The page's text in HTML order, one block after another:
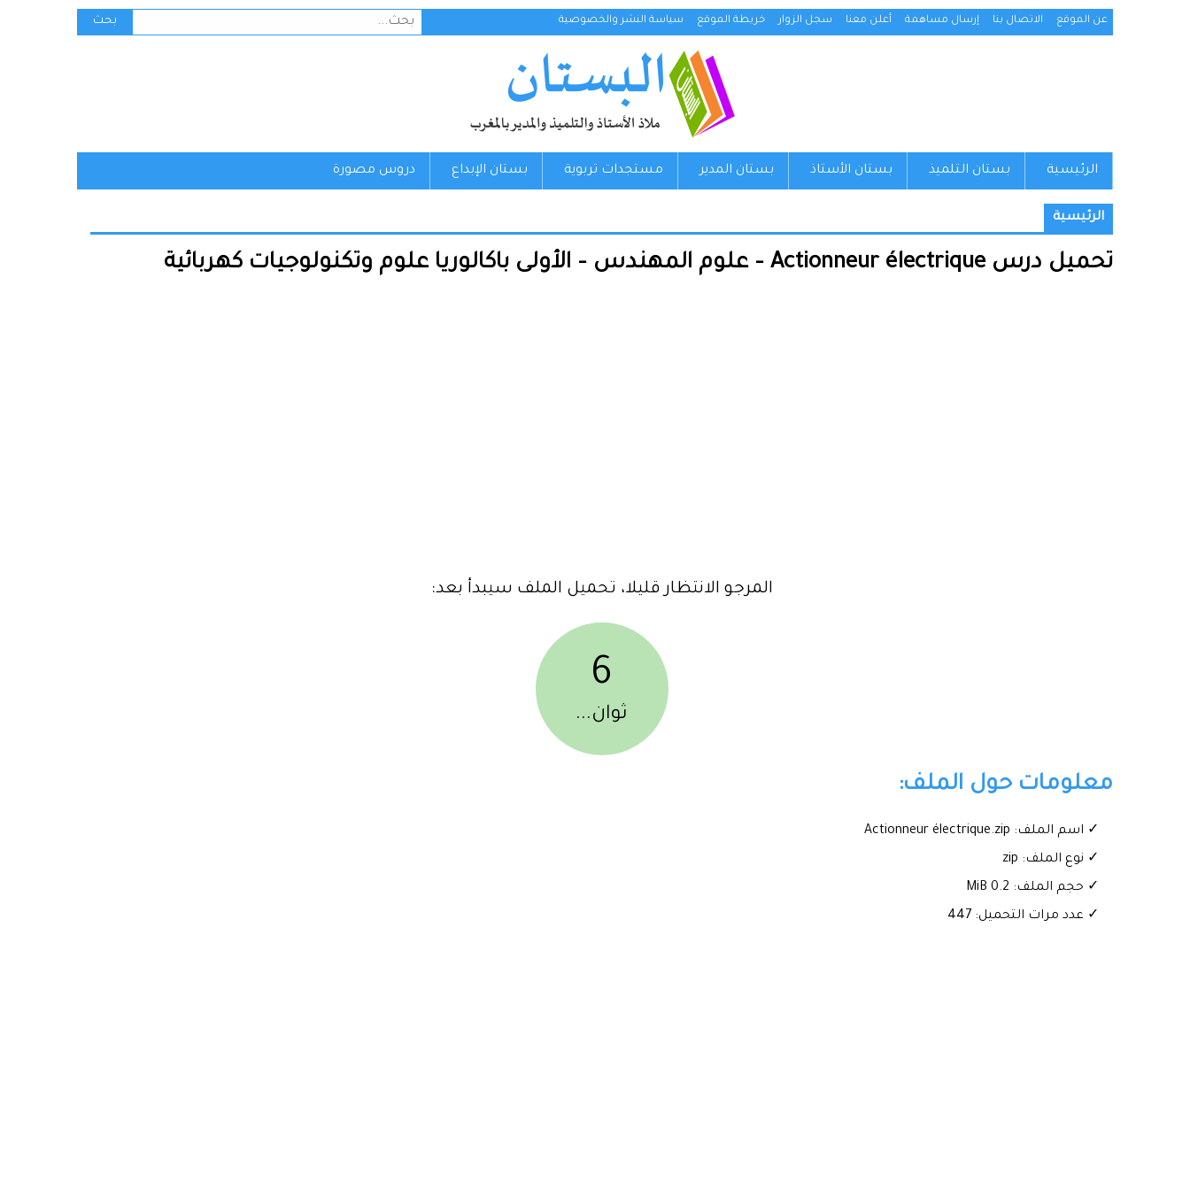
عن الموقع الاتصال بنا إرسال مساهمة أعلن معنا سجل الزوار خريطة الموقع سياسة النشر والخصوصية
البحث
عن:
بحث
الرئيسية بستان التلميذ بستان الأستاذ بستان المدير مستجدات تربوية بستان الإبداع دروس مصورة
الرئيسية
تحميل درس Actionneur électrique – علوم المهندس – الأولى باكالوريا علوم وتكنولوجيات كهربائية
المرجو الانتظار قليلا، تحميل الملف سيبدأ بعد:
6
ثوان...
معلومات حول الملف:
✓ اسم الملف: Actionneur électrique.zip
✓ نوع الملف: zip
✓ حجم الملف: 0.2 MiB
✓ عدد مرات التحميل: 447